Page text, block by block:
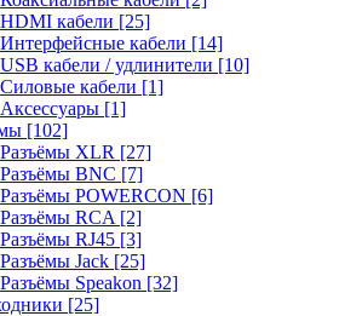
HDMI кабели [25]
Интерфейсные кабели [14]
USB кабели / удлинители [10]
Силовые кабели [1]
Аксессуары [1]
[102]
Разъёмы XLR [27]
Разъёмы BNC [7]
Разъёмы POWERCON [6]
Разъёмы RCA [2]
Разъёмы RJ45 [3]
Разъёмы Jack [25]
Разъёмы Speakon [32]
[25]